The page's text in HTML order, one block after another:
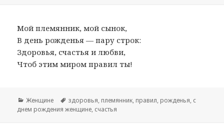
Мой племянник, мой сынок,
В день рожденья — пару строк:
Здоровья, счастья и любви,
Чтоб этим миром правил ты!
Рубрики
Женщине Метки
здоровья, племянник, правил, рожденья, с
днем рождения женщине, счастья